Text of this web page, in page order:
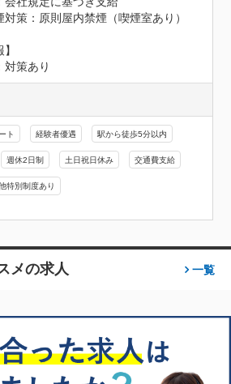
策：原則屋内禁煙（喫煙室あり）
対策あり
ト 経験者優遇 駅から徒歩5分以内
週休2日制 土日祝日休み 交通費支給
特別制度あり
メの求人 一覧